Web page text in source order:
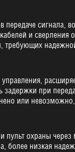
сигнала,
и сверления
требующих
при
или
охраны
более низкая